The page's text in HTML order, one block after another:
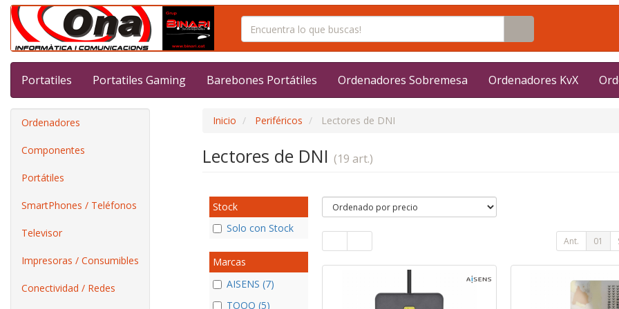
Portatiles Portatiles Gaming Barebones Portátiles Ordenadores Sobremesa Ordenadores KvX
Ordenadores
Componentes
Portátiles
SmartPhones / Teléfonos
Televisor
Impresoras / Consumibles
Conectividad / Redes
Inicio Periféricos Lectores de DNI
Lectores de DNI (19 art.)
Stock
Solo con Stock
Marcas
AISENS (7)
TOOQ (5)
Ant. 01